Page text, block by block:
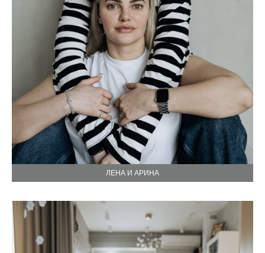
ЛЕНА И АРИНА